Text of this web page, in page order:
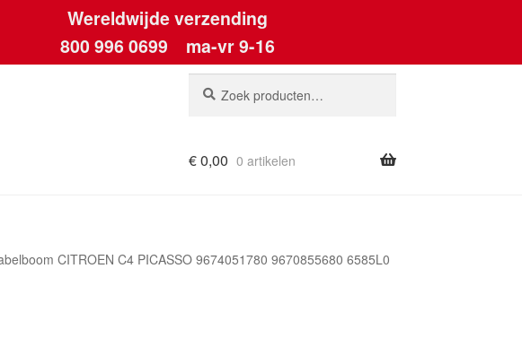
Wereldwijde verzending
800 996 0699 ma-vr 9-16
naar:
€0,00 0 artikelen
CITROEN C4 PICASSO 9674051780 9670855680 6585L0